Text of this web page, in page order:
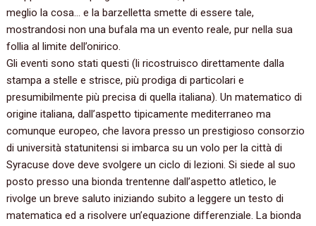
meglio la cosa‭… ‬e la barzelletta smette di essere tale,‭
‬mostrandosi non una bufala ma un evento reale,‭ ‬pur nella sua
follia al limite dell’onirico.
Gli eventi sono stati questi‭ (‬li ricostruisco direttamente dalla
stampa a stelle e strisce,‭ ‬più prodiga di particolari e
presumibilmente più precisa di quella italiana‭)‬.‭ ‬Un matematico di
origine italiana,‭ ‬dall’aspetto tipicamente mediterraneo ma
comunque europeo,‭ ‬che lavora presso un prestigioso consorzio
di università statunitensi si imbarca su un volo per la città di
Syracuse dove deve svolgere un ciclo di lezioni.‭ ‬Si siede al suo
posto presso una bionda trentenne dall’aspetto atletico,‭ ‬le
rivolge un breve saluto iniziando subito a leggere un testo di
matematica ed a risolvere un’equazione differenziale.‭ ‬La bionda